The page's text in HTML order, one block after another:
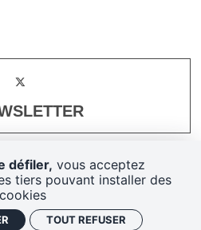
légales
défiler, vous acceptez
tiers pouvant installer des
cookies
TOUT REFUSER